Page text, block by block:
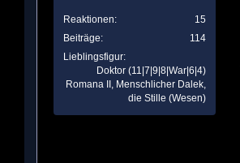
Reaktionen
15
Beiträge
114
Lieblingsfigur
Doktor (11|7|9|8|War|6|4)
Romana II, Menschlicher Dalek,
die Stille (Wesen)